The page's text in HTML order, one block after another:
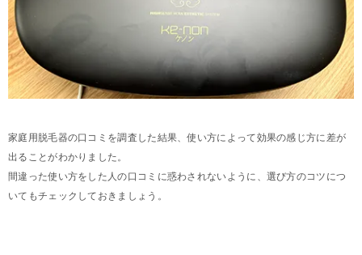
家庭用脱毛器の口コミを調査した結果、使い方によって効果の感じ方に差が
出ることがわかりました。
間違った使い方をした人の口コミに惑わされないように、選び方のコツにつ
いてもチェックしておきましょう。